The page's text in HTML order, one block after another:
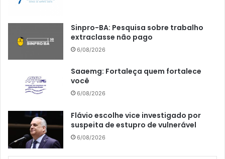
Sinpro-BA: Pesquisa sobre trabalho
extraclasse não pago
6/08/2026
Saaemg: Fortaleça quem fortalece
você
6/08/2026
Flávio escolhe vice investigado por
suspeita de estupro de vulnerável
6/08/2026